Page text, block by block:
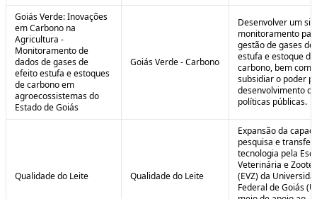
Goiás Verde: Inovações
em Carbono na
Agricultura -
Monitoramento de
dados de gases de
efeito estufa e estoques
de carbono em
agroecossistemas do
Estado de Goiás
Goiás Verde - Carbono
Desenvolver um
monitoramento
gestão de gases
estufa e estoque de
carbono, bem como
subsidiar o poder
desenvolvimento de
políticas públicas.
Qualidade do Leite Qualidade do Leite
Expansão da
pesquisa e
tecnologia pela
Veterinária e
(EVZ) da
Federal de Goiás